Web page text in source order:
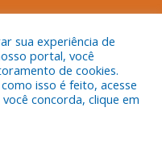
Administrativa
sua experiência de
portal, você
de cookies.
isso é feito, acesse
você concorda, clique em